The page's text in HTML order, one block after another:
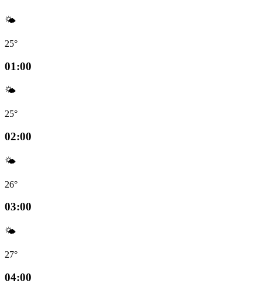
🌤️
25°
01:00
🌤️
25°
02:00
🌤️
26°
03:00
🌤️
27°
04:00